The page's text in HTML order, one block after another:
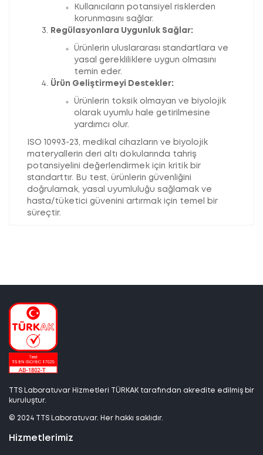
Kullanıcıların potansiyel risklerden
korunmasını sağlar.
Regülasyonlara Uygunluk Sağlar:
Ürünlerin uluslararası standartlara ve
yasal gerekliliklere uygun olmasını
temin eder.
Ürün Geliştirmeyi Destekler:
Ürünlerin toksik olmayan ve biyolojik
olarak uyumlu hale getirilmesine
yardımcı olur.
ISO 10993-23, medikal cihazların ve biyolojik
materyallerin deri altı dokularında tahriş
potansiyelini değerlendirmek için kritik bir
standarttır. Bu test, ürünlerin güvenliğini
doğrulamak, yasal uyumluluğu sağlamak ve
hasta/tüketici güvenini artırmak için temel bir
süreçtir.
TTS Laboratuvar Hizmetleri TÜRKAK tarafından akredite edilmiş bir
kuruluştur.
© 2024 TTS Laboratuvar. Her hakkı saklıdır.
Hizmetlerimiz